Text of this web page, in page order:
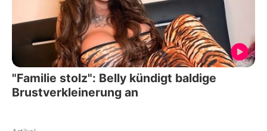
"Familie stolz": Belly kündigt baldige
Brustverkleinerung an